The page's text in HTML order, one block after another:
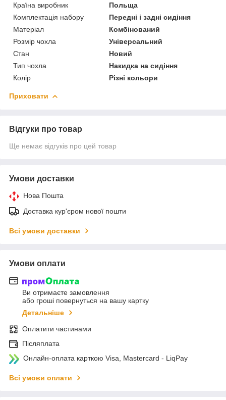
Країна виробник
Польща
Комплектація набору
Передні і задні сидіння
Матеріал
Комбінований
Розмір чохла
Універсальний
Стан
Новий
Тип чохла
Накидка на сидіння
Колір
Різні кольори
Приховати
Відгуки про товар
Ще немає відгуків про цей товар
Умови доставки
Нова Пошта
Доставка кур'єром нової пошти
Всі умови доставки
Умови оплати
Ви отримаєте замовлення
або гроші повернуться на вашу картку
Детальніше
Оплатити частинами
Післяплата
Онлайн-оплата карткою Visa, Mastercard - LiqPay
Всі умови оплати